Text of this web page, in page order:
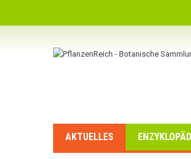
AKTUELLES